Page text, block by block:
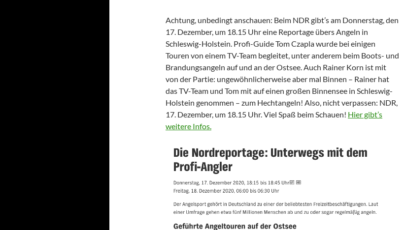
Achtung, unbedingt anschauen: Beim NDR gibt’s am Donnerstag, den
17. Dezember, um 18.15 Uhr eine Reportage übers Angeln in
Schleswig-Holstein. Profi-Guide Tom Czapla wurde bei einigen
Touren von einem TV-Team begleitet, unter anderem beim Boots- und
Brandungsangeln auf und an der Ostsee. Auch Rainer Korn ist mit
von der Partie: ungewöhnlicherweise aber mal Binnen – Rainer hat
das TV-Team und Tom mit auf einen großen Binnensee in Schleswig-
Holstein genommen – zum Hechtangeln! Also, nicht verpassen: NDR,
17. Dezember, um 18.15 Uhr. Viel Spaß beim Schauen! Hier gibt’s
weitere Infos.